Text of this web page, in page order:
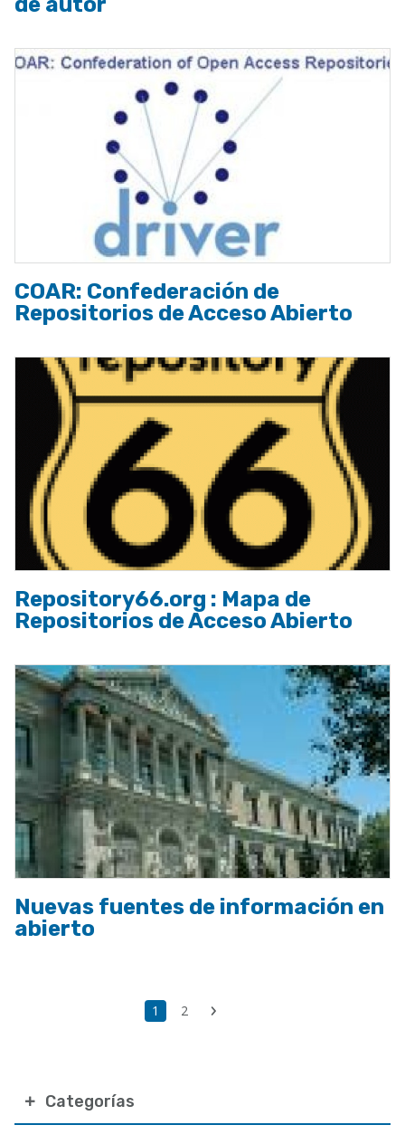
Categorías
COAR: Confederación de
Repositorios de Acceso Abierto
Repository66.org : Mapa de
Repositorios de Acceso Abierto
Nuevas fuentes de información en
abierto
Página
1 Page
2